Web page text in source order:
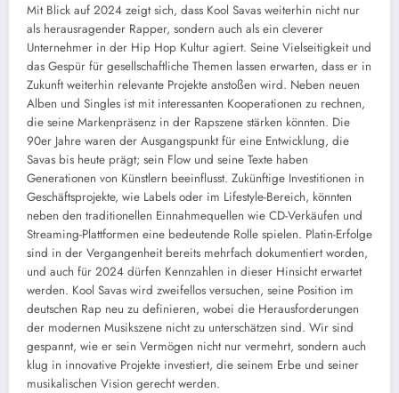
Mit Blick auf 2024 zeigt sich, dass Kool Savas weiterhin nicht nur
als herausragender Rapper, sondern auch als ein cleverer
Unternehmer in der Hip Hop Kultur agiert. Seine Vielseitigkeit und
das Gespür für gesellschaftliche Themen lassen erwarten, dass er in
Zukunft weiterhin relevante Projekte anstoßen wird. Neben neuen
Alben und Singles ist mit interessanten Kooperationen zu rechnen,
die seine Markenpräsenz in der Rapszene stärken könnten. Die
90er Jahre waren der Ausgangspunkt für eine Entwicklung, die
Savas bis heute prägt; sein Flow und seine Texte haben
Generationen von Künstlern beeinflusst. Zukünftige Investitionen in
Geschäftsprojekte, wie Labels oder im Lifestyle-Bereich, könnten
neben den traditionellen Einnahmequellen wie CD-Verkäufen und
Streaming-Plattformen eine bedeutende Rolle spielen. Platin-Erfolge
sind in der Vergangenheit bereits mehrfach dokumentiert worden,
und auch für 2024 dürfen Kennzahlen in dieser Hinsicht erwartet
werden. Kool Savas wird zweifellos versuchen, seine Position im
deutschen Rap neu zu definieren, wobei die Herausforderungen
der modernen Musikszene nicht zu unterschätzen sind. Wir sind
gespannt, wie er sein Vermögen nicht nur vermehrt, sondern auch
klug in innovative Projekte investiert, die seinem Erbe und seiner
musikalischen Vision gerecht werden.